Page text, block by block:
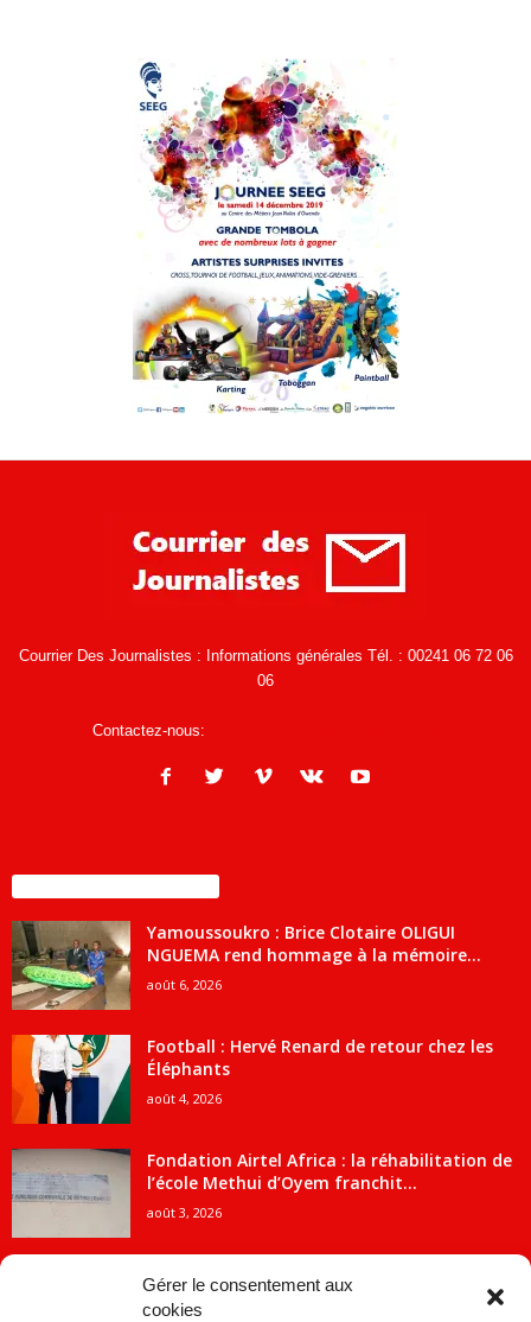
Gérer le consentement aux
cookies
Courrier Des Journalistes : Informations générales Tél. : 00241 06 72 06
06
Contactez-nous:
Yamoussoukro : Brice Clotaire OLIGUI
NGUEMA rend hommage à la mémoire...
août 6, 2026
Football : Hervé Renard de retour chez les
Éléphants
août 4, 2026
Fondation Airtel Africa : la réhabilitation de
l’école Methui d’Oyem franchit...
août 3, 2026